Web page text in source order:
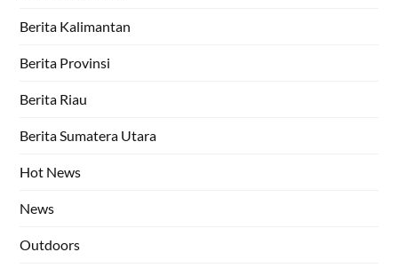
Berita Kalimantan
Berita Provinsi
Berita Riau
Berita Sumatera Utara
Hot News
News
Outdoors